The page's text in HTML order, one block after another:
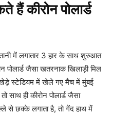
हैं कीरोन पोलार्ड
में लगातार 3 हार के साथ शुरुआत
पोलार्ड जैसा खतरनाक खिलाड़ी मिल
स्टेडियम में खेले गए मैच में मुंबई
साथ ही कीरोन पोलार्ड जैसा
से छक्के लगाता है, तो गेंद हाथ में